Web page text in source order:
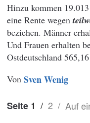
Hinzu kommen
eine Rente wegen
beziehen. Männer
Und Frauen erhalten
Ostdeutschland
Von Sven Wenig
Seite 1 / 2 / Auf